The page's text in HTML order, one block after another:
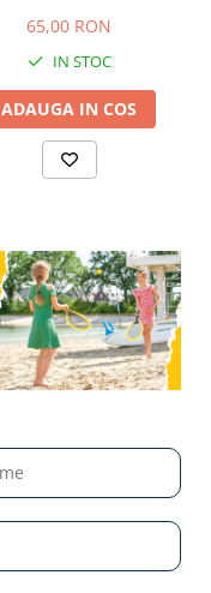
65,00 RON
IN STOC
ADAUGA IN COS